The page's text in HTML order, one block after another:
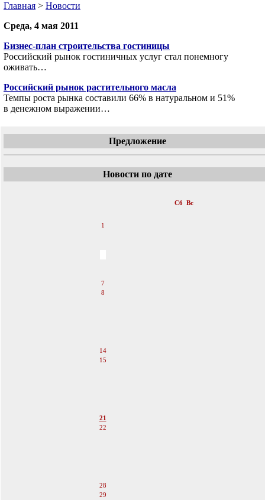
Главная > Новости
Среда, 4 мая 2011
Бизнес-план строительства гостиницы
Российский рынок гостиничных услуг стал понемногу
оживать…
Российский рынок растительного масла
Темпы роста рынка составили 66% в натуральном и 51%
в денежном выражении…
Предложение
Новости по дате
Сб Вс
1
7
8
14
15
21
22
28
29